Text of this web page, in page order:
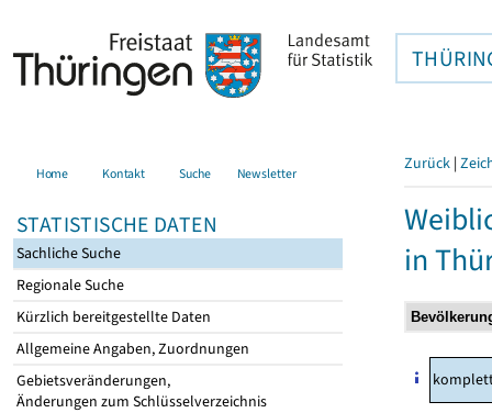
Home Kontakt Suche Newsletter
STATISTISCHE DATEN
Sachliche Suche
Regionale Suche
Kürzlich bereitgestellte Daten
Allgemeine Angaben, Zuordnungen
Gebietsveränderungen,
Änderungen zum Schlüsselverzeichnis
Zurück |
in